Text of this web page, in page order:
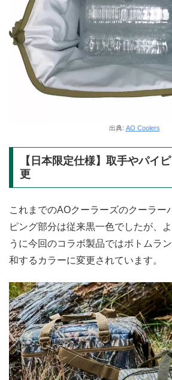
出典: AO Coolers
【日本限定仕様】取手やパイ
更
これまでのAOクーラーズのクーラー
ピング部分は従来黒一色でしたが、
うに今回のコラボ製品ではボトムラ
和するカラーに変更されています。